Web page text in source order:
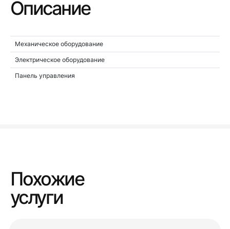
Описание
Механическое оборудование
Электрическое оборудование
Панель управления
Похожие
услуги